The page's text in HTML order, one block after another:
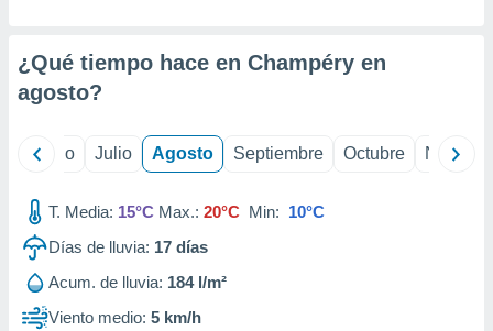
¿Qué tiempo hace en Champéry en
agosto?
Junio Julio Agosto Septiembre Octubre
T. Media: 15°C Max.: 20°C Min: 10°C
Días de lluvia: 17 días
Acum. de lluvia: 184 l/m²
Viento medio: 5 km/h